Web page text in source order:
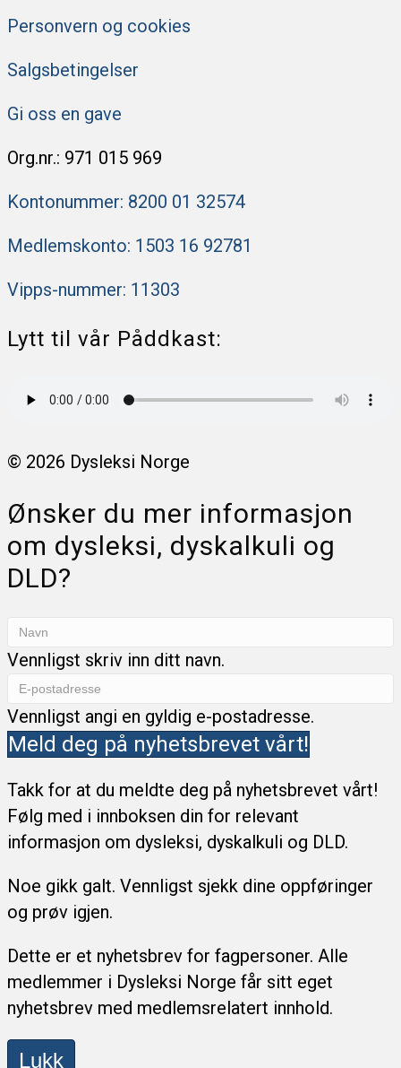
Personvern og cookies
Salgsbetingelser
Gi oss en gave
Org.nr.: 971 015 969
Kontonummer: 8200 ​​01 32574
Medlemskonto: 1503 16 92781
Vipps-nummer: 11303
Lytt til vår Påddkast:
© 2026 Dysleksi Norge
Ønsker du mer informasjon
om dysleksi, dyskalkuli og
DLD?
Vennligst skriv inn ditt navn.
Vennligst angi en gyldig e-postadresse.
Meld deg på nyhetsbrevet vårt!
Takk for at du meldte deg på nyhetsbrevet vårt!
Følg med i innboksen din for relevant
informasjon om dysleksi, dyskalkuli og DLD.
Noe gikk galt. Vennligst sjekk dine oppføringer
og prøv igjen.
Dette er et nyhetsbrev for fagpersoner. Alle
medlemmer i Dysleksi Norge får sitt eget
nyhetsbrev med medlemsrelatert innhold.
Lukk